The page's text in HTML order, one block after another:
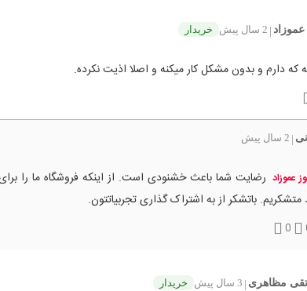
2 سال پیش خریدار
که دارم و بدون مشکل کار میکنه و اصلا اذیت نکرده.
2 سال پیش
عموزاد رضایت شما باعث خشنودی است. از اینکه فروشگاه ما را
متشکریم. باتشکر از به اشتراک گذاری تجربیاتتون.
0
مظاهری 3 سال پیش خریدار